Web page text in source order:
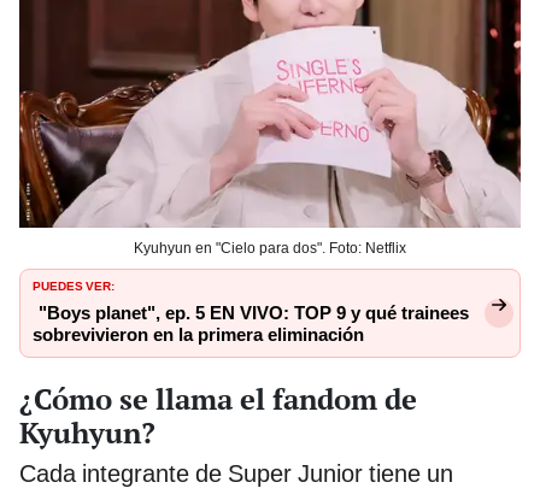
Kyuhyun en "Cielo para dos". Foto: Netflix
PUEDES VER:
"Boys planet", ep. 5 EN VIVO: TOP 9 y qué trainees
sobrevivieron en la primera eliminación
¿Cómo se llama el fandom de
Kyuhyun?
Cada integrante de Super Junior tiene un